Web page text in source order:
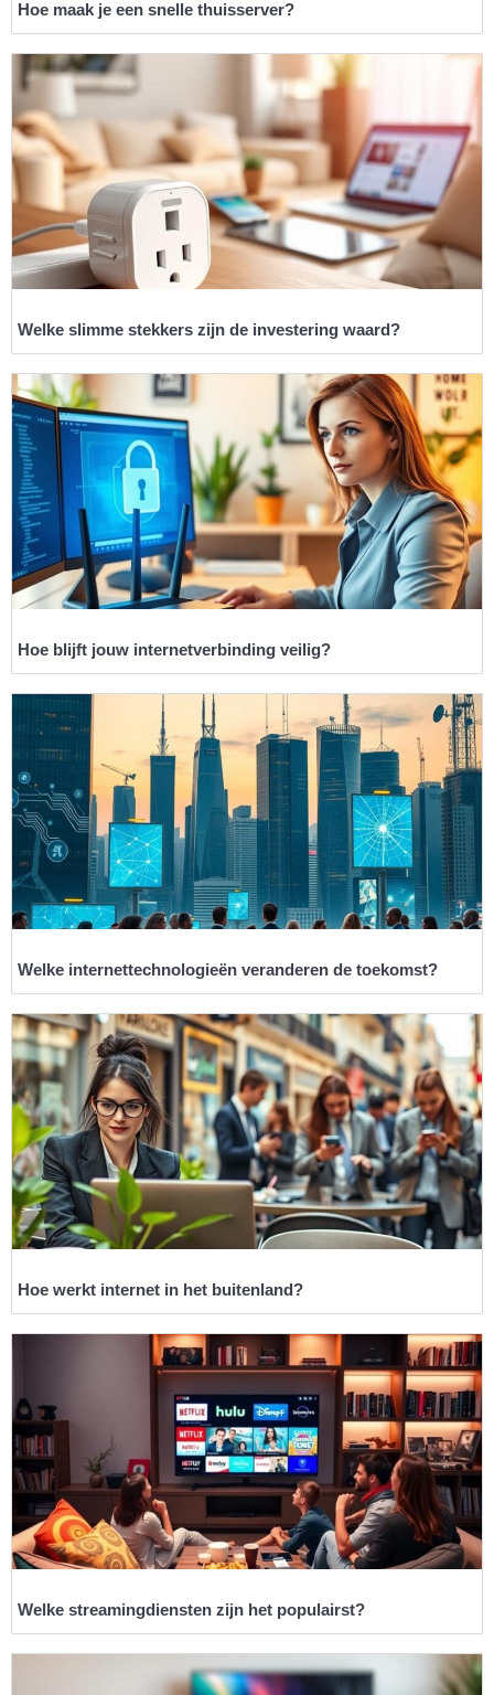
Hoe maak je een snelle thuisserver?
Welke slimme stekkers zijn de investering waard?
Hoe blijft jouw internetverbinding veilig?
Welke internettechnologieën veranderen de toekomst?
Hoe werkt internet in het buitenland?
Welke streamingdiensten zijn het populairst?